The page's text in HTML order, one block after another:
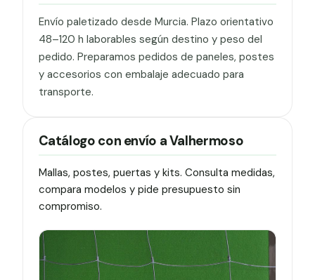
Envío paletizado desde Murcia. Plazo orientativo
48–120 h laborables según destino y peso del
pedido. Preparamos pedidos de paneles, postes
y accesorios con embalaje adecuado para
transporte.
Catálogo con envío a Valhermoso
Mallas, postes, puertas y kits. Consulta medidas,
compara modelos y pide presupuesto sin
compromiso.